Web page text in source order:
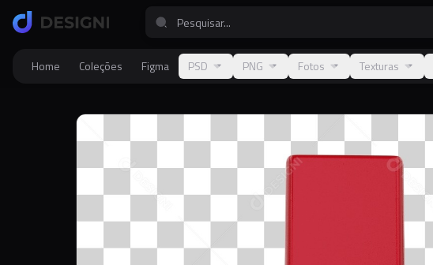
Home Coleções Figma PSD PNG Fotos Texturas